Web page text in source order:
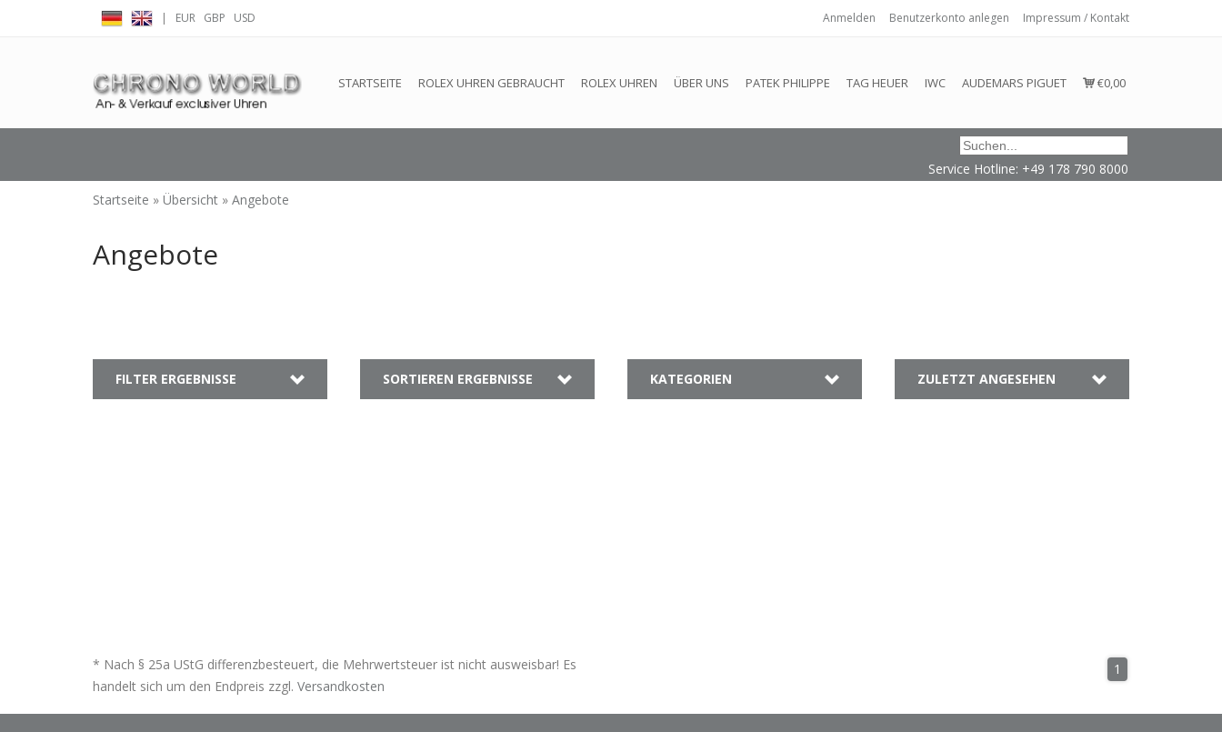
| EUR GBP USD Anmelden Benutzerkonto anlegen Impressum / Kontakt
STARTSEITE ROLEX UHREN GEBRAUCHT ROLEX UHREN ÜBER UNS PATEK PHILIPPE TAG HEUER IWC AUDEMARS PIGUET €0,00
Service Hotline: +49 178 790 8000
Startseite » Übersicht » Angebote
Angebote
FILTER ERGEBNISSE SORTIEREN ERGEBNISSE KATEGORIEN ZULETZT ANGESEHEN
* Nach § 25a UStG differenzbesteuert, die Mehrwertsteuer ist nicht ausweisbar! Es
handelt sich um den Endpreis zzgl. Versandkosten
1
← Zurück zum Backoffice Dieser Shop befindet sich im Aufbau. Eventuell können nicht alle Bestellungen eingehalten oder erfüllt werden.